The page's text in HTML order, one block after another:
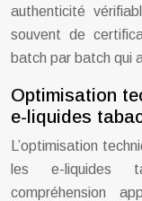
authenticité
souvent de
batch par batch qui
Optimisation
e-liquides
L’optimisation
les e-liquides
compréhension